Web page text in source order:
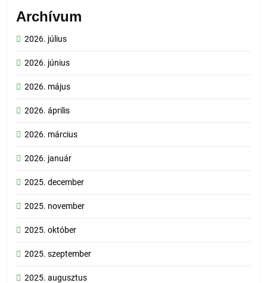
Archívum
2026. július
2026. június
2026. május
2026. április
2026. március
2026. január
2025. december
2025. november
2025. október
2025. szeptember
2025. augusztus